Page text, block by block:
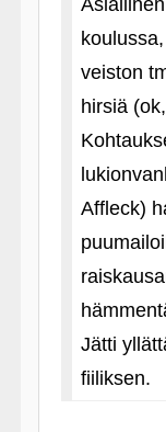
veiston
hirsiä
Affleck)
Jätti
fiiliksen.